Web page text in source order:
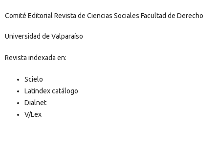
Comité Editorial Revista de Ciencias Sociales Facultad de Derecho
Universidad de Valparaíso
Revista indexada en:
Scielo
Latindex catálogo
Dialnet
V/Lex